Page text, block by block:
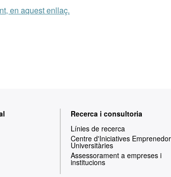
en aquest enllaç.
Recerca i consultoria
Línies de recerca
Centre d'Iniciatives
Universitàries
Assessorament a empreses i
institucions